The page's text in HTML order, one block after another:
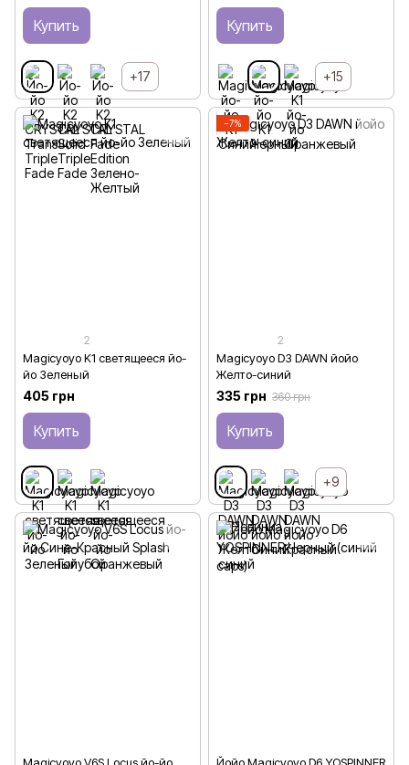
Купить
+17
Купить
+15
2
Magicyoyo K1 светящееся йо-
йо Зеленый
405 грн
Купить
−7%
2
Magicyoyo D3 DAWN йойо
Желто-синий
335 грн 360 грн
Купить
+9